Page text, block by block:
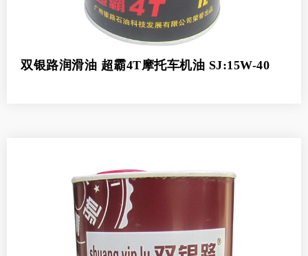
双银路润滑油 超霸4T摩托车机油 SJ:15W-40